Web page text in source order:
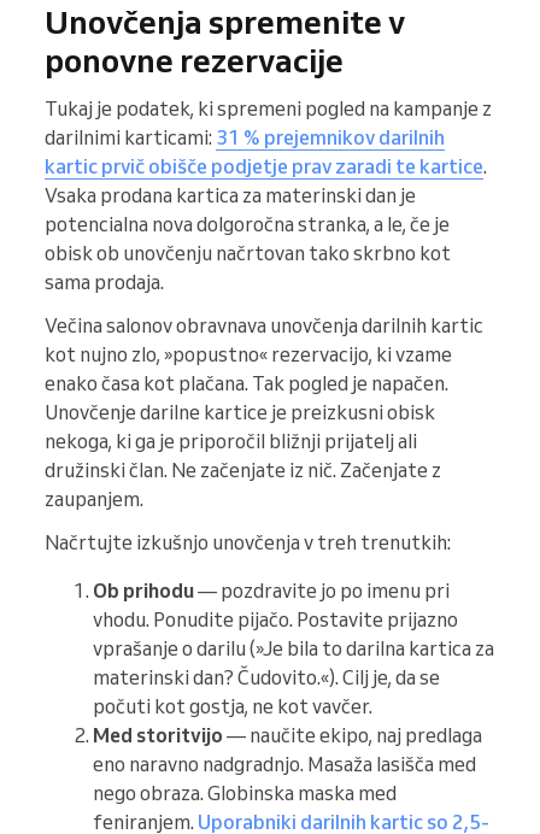
Unovčenja spremenite v
ponovne rezervacije
Tukaj je podatek, ki spremeni pogled na kampanje z
darilnimi karticami: 31 % prejemnikov darilnih
kartic prvič obišče podjetje prav zaradi te kartice.
Vsaka prodana kartica za materinski dan je
potencialna nova dolgoročna stranka, a le, če je
obisk ob unovčenju načrtovan tako skrbno kot
sama prodaja.
Večina salonov obravnava unovčenja darilnih kartic
kot nujno zlo, »popustno« rezervacijo, ki vzame
enako časa kot plačana. Tak pogled je napačen.
Unovčenje darilne kartice je preizkusni obisk
nekoga, ki ga je priporočil bližnji prijatelj ali
družinski član. Ne začenjate iz nič. Začenjate z
zaupanjem.
Načrtujte izkušnjo unovčenja v treh trenutkih:
Ob prihodu— pozdravite jo po imenu pri
vhodu. Ponudite pijačo. Postavite prijazno
vprašanje o darilu (»Je bila to darilna kartica za
materinski dan? Čudovito.«). Cilj je, da se
počuti kot gostja, ne kot vavčer.
Med storitvijo — naučite ekipo, naj predlaga
eno naravno nadgradnjo. Masaža lasišča med
nego obraza. Globinska maska med
feniranjem. Uporabniki darilnih kartic so 2,5-